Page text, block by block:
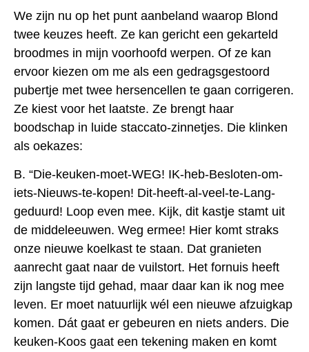
We zijn nu op het punt aanbeland waarop Blond
twee keuzes heeft. Ze kan gericht een gekarteld
broodmes in mijn voorhoofd werpen. Of ze kan
ervoor kiezen om me als een gedragsgestoord
pubertje met twee hersencellen te gaan corrigeren.
Ze kiest voor het laatste. Ze brengt haar
boodschap in luide staccato-zinnetjes. Die klinken
als oekazes:
B. “Die-keuken-moet-WEG! IK-heb-Besloten-om-
iets-Nieuws-te-kopen! Dit-heeft-al-veel-te-Lang-
geduurd! Loop even mee. Kijk, dit kastje stamt uit
de middeleeuwen. Weg ermee! Hier komt straks
onze nieuwe koelkast te staan. Dat granieten
aanrecht gaat naar de vuilstort. Het fornuis heeft
zijn langste tijd gehad, maar daar kan ik nog mee
leven. Er moet natuurlijk wél een nieuwe afzuigkap
komen. Dát gaat er gebeuren en niets anders. Die
keuken-Koos gaat een tekening maken en komt